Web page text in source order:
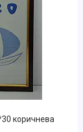
коричнева